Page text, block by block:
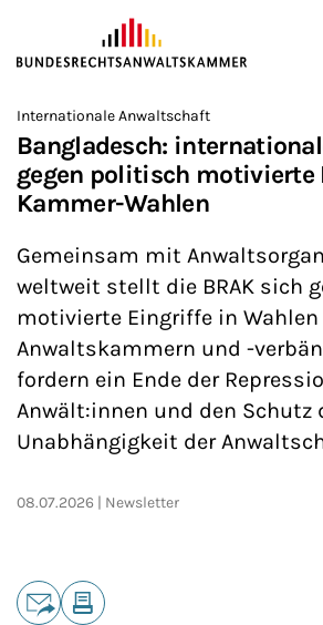
ZUM HAUPTINHALT SPRINGEN
Sie befinden sich hier:
>
Startseite
>
Newsroom
>
Newsletter
Internationale Anwaltschaft
Bangladesch:
gegen politisch motivierte
Kammer-Wahlen
Gemeinsam mit
weltweit stellt die BRAK sich
motivierte Eingriffe in Wahlen
Anwaltskammern und -
fordern ein Ende der
Anwält:innen und den Schutz
Unabhängigkeit der
08.07.2026 Newsletter
Teilen